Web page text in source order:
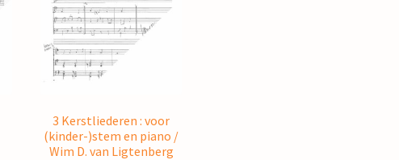
3 Kerstliederen : voor
(kinder-)stem en piano /
Wim D. van Ligtenberg